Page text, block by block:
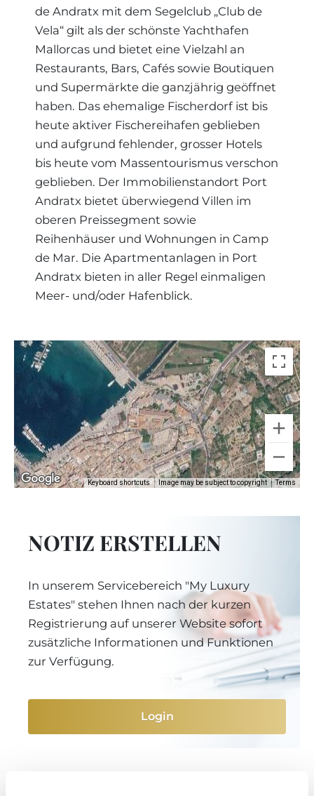
de Andratx mit dem Segelclub „Club de
Vela“ gilt als der schönste Yachthafen
Mallorcas und bietet eine Vielzahl an
Restaurants, Bars, Cafés sowie Boutiquen
und Supermärkte die ganzjährig geöffnet
haben. Das ehemalige Fischerdorf ist bis
heute aktiver Fischereihafen geblieben
und aufgrund fehlender, grosser Hotels
bis heute vom Massentourismus verschon
geblieben. Der Immobilienstandort Port
Andratx bietet überwiegend Villen im
oberen Preissegment sowie
Reihenhäuser und Wohnungen in Camp
de Mar. Die Apartmentanlagen in Port
Andratx bieten in aller Regel einmaligen
Meer- und/oder Hafenblick.
Keyboard shortcuts Image may be subject to copyright Terms
NOTIZ ERSTELLEN
In unserem Servicebereich "My Luxury
Estates" stehen Ihnen nach der kurzen
Registrierung auf unserer Website sofort
zusätzliche Informationen und Funktionen
zur Verfügung.
Login